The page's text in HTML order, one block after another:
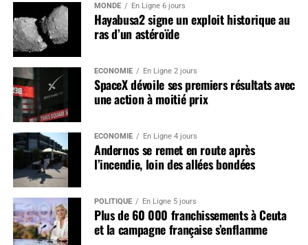
MONDE En Ligne 6 jours
Hayabusa2 signe un exploit historique au
ras d’un astéroïde
ÉCONOMIE En Ligne 2 jours
SpaceX dévoile ses premiers résultats avec
une action à moitié prix
ÉCONOMIE En Ligne 4 jours
Andernos se remet en route après
l’incendie, loin des allées bondées
POLITIQUE En Ligne 5 jours
Plus de 60 000 franchissements à Ceuta
et la campagne française s’enflamme